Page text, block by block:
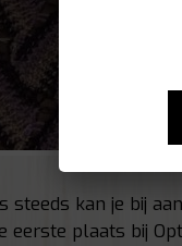
steeds kan je bij
eerste plaats bij